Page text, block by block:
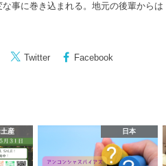
事に巻き込まれる。地元の後輩からは
Twitter Facebook
産 日本